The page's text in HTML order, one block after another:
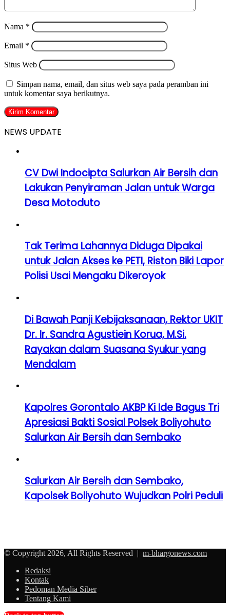
Nama *
Email *
Situs Web
Simpan nama, email, dan situs web saya pada peramban ini
untuk komentar saya berikutnya.
NEWS UPDATE
CV Dwi Indocipta Salurkan Air Bersih dan
Lakukan Penyiraman Jalan untuk Warga
Desa Motoduto
Tak Terima Lahannya Diduga Dipakai
untuk Jalan Akses ke PETI, Riston Biki Lapor
Polisi Usai Mengaku Dikeroyok
Di Bawah Panji Kebijaksanaan, Rektor UKIT
Dr. Ir. Sandra Agustiein Korua, M.Si.
Rayakan dalam Suasana Syukur yang
Mendalam
Kapolres Gorontalo AKBP Ki Ide Bagus Tri
Apresiasi Bakti Sosial Polsek Boliyohuto
Salurkan Air Bersih dan Sembako
Salurkan Air Bersih dan Sembako,
Kapolsek Boliyohuto Wujudkan Polri Peduli
© Copyright 2026, All Rights Reserved | m-bhargonews.com
Redaksi
Kontak
Pedoman Media Siber
Tentang Kami